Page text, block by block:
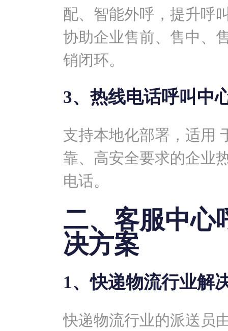
配、智能外呼，提升呼
协助企业售前、售中、
销闭环。
3、热线电话呼叫中
支持本地化部署，适用
靠、高安全要求的企业
电话。
二、客服中心
决方案
1、快递物流行业解
快递物流行业的派送员